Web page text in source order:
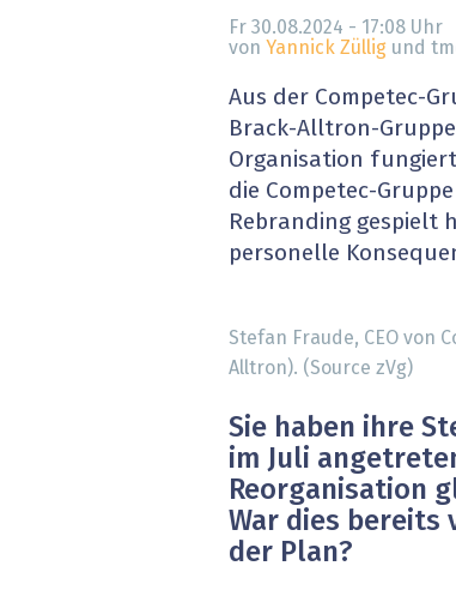
» alle News
Fr 30.08.2024 - 17:08 Uhr
von Yannick Züllig und
Aus der Competec-
Brack-Alltron-
Organisation
die Competec-
Rebranding gespielt
personelle
Stefan Fraude, CEO von
Alltron). (Source zVg)
Sie haben ihre
im Juli
Reorganisation
War dies
der Plan?